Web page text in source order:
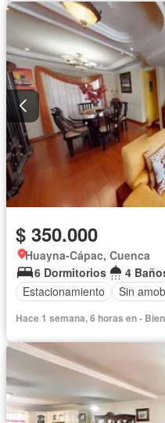
$ 350.000
Huayna-Cápac, Cuenca
6 Dormitorios
4
Estacionamiento
Sin
Hace 1 semana, 6 horas en -